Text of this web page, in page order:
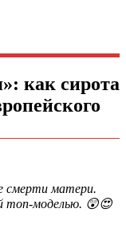
как сирота
смерти матери.
топ-моделью. 😲😍